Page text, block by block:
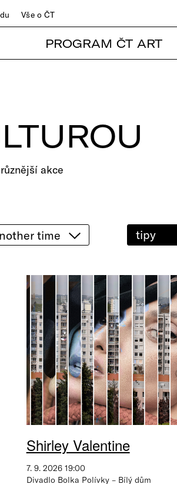
Vše o ČT
PROGRAM ČT ART
akce
tipy
Shirley Valentine
7. 9. 2026 19:00
Divadlo Bolka Polívky – Bílý dům